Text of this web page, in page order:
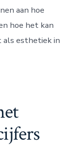
aan hoe
hoe het kan
als esthetiek in